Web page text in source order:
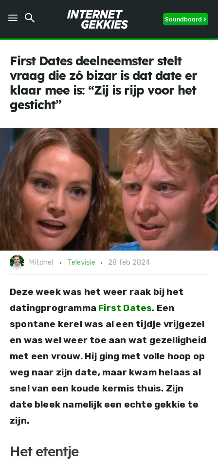
Soundboard
First Dates deelneemster stelt
vraag die zó bizar is dat date er
klaar mee is: “Zij is rijp voor het
gesticht”
Mitchel Televisie 28 feb 2024
Deze week was het weer raak bij het
datingprogramma First Dates. Een
spontane kerel was al een tijdje vrijgezel
en was wel weer toe aan wat gezelligheid
met een vrouw. Hij ging met volle hoop op
weg naar zijn date, maar kwam helaas al
snel van een koude kermis thuis. Zijn
date bleek namelijk een echte gekkie te
zijn.
Het etentje